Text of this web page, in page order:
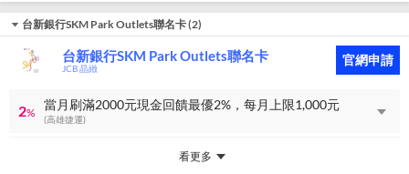
台新銀行SKM Park Outlets聯名卡(2)
台新銀行SKM Park Outlets聯名卡
JCB 晶緻
官網申請
2%
當月刷滿2000元現金回饋最優2%，每月上限1,000元
(高雄捷運)
看更多